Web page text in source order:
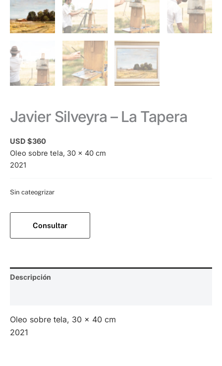
Javier Silveyra – La Tapera
USD $360
Oleo sobre tela, 30 x 40 cm
2021
Sin cateogrizar
Consultar
Descripción
Oleo sobre tela, 30 x 40 cm
2021